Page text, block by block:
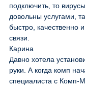
подключить, то
довольны услугами,
быстро, качественно
связи.
Карина
Давно хотела
руки. А когда комп
специалиста с Комп-